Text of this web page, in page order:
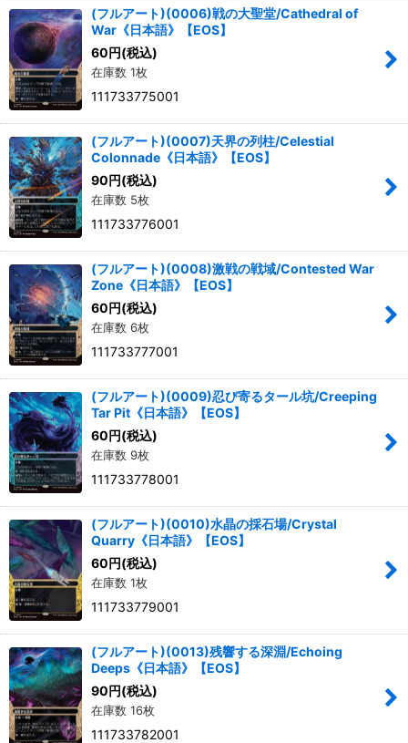
(フルアート)(0006)戦の大聖堂/Cathedral of
War《日本語》【EOS】
60円(税込)
在庫数 1枚
111733775001
(フルアート)(0007)天界の列柱/Celestial
Colonnade《日本語》【EOS】
90円(税込)
在庫数 5枚
111733776001
(フルアート)(0008)激戦の戦域/Contested War
Zone《日本語》【EOS】
60円(税込)
在庫数 6枚
111733777001
(フルアート)(0009)忍び寄るタール坑/Creeping
Tar Pit《日本語》【EOS】
60円(税込)
在庫数 9枚
111733778001
(フルアート)(0010)水晶の採石場/Crystal
Quarry《日本語》【EOS】
60円(税込)
在庫数 1枚
111733779001
(フルアート)(0013)残響する深淵/Echoing
Deeps《日本語》【EOS】
90円(税込)
在庫数 16枚
111733782001